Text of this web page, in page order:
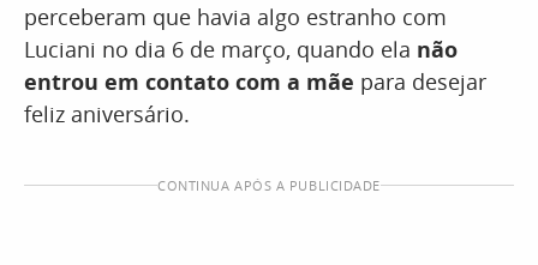
perceberam que havia algo estranho com
Luciani no dia 6 de março, quando ela não
entrou em contato com a mãe para desejar
feliz aniversário.
CONTINUA APÓS A PUBLICIDADE